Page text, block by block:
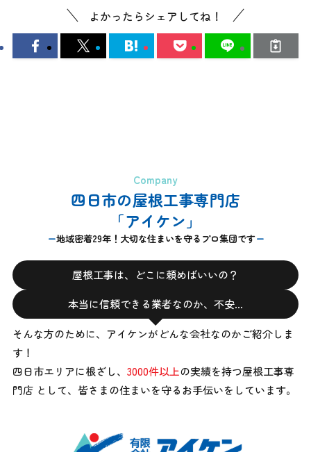
よかったらシェアしてね！
Company
四日市の屋根工事専門店
「アイケン」
地域密着29年！大切な住まいを守るプロ集団です
屋根工事は、どこに頼めばいいの？
本当に信頼できる業者なのか、不安…
そんな方のために、アイケンがどんな会社なのかご紹介しま
す！
四日市エリアに根ざし、 3000件以上の実績を持つ屋根工事専
門店 として、 皆さまの住まいを守るお手伝いをしています。